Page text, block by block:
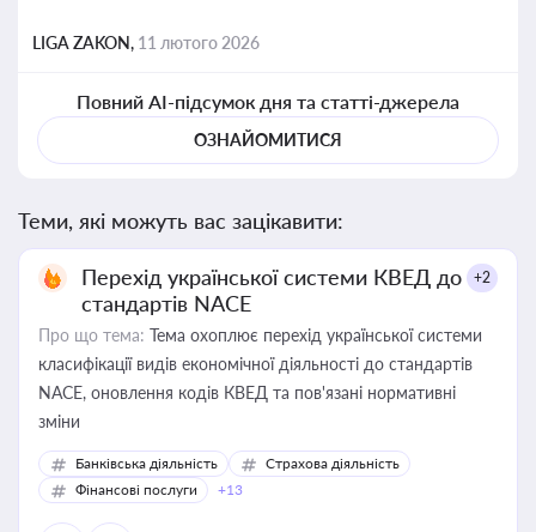
LIGA ZAKON, 11 лютого 2026
Повний AI-підсумок дня та статті-джерела
ОЗНАЙОМИТИСЯ
Теми, які можуть вас зацікавити:
Перехід української системи КВЕД до
стандартів NACE
+2
Про що тема: Тема охоплює перехід української системи
класифікації видів економічної діяльності до стандартів
NACE, оновлення кодів КВЕД та пов'язані нормативні
зміни
Банківська діяльність
Страхова діяльність
Фінансові послуги
+13